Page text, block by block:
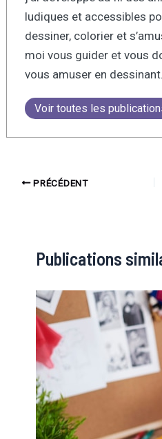
ludiques et accessibles
dessiner, colorier et
moi vous guider et vous
vous amuser en dessinant.
Voir toutes les
PRÉCÉDENT
Publications